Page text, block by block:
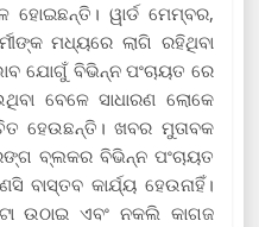
ୱାର୍ଡ ମେମ୍ବର,
ମଧ୍ୟରେ ଲାଗି ରହିଥିବା
ଯୋଗୁଁ ବିଭିନ୍ନ ପଂଚାୟତ ରେ
ବେଳେ ସାଧାରଣ ଲୋକେ
ହେଉଛନ୍ତି। ଖବର ମୁତାବକ
ବ୍ଲକର ବିଭିନ୍ନ ପଂଚାୟତ
ବାସ୍ତବ କାର୍ଯ୍ୟ ହେଉନାହିଁ।
ଉଠାଇ ଏବଂ ନକଲି କାଗଜ